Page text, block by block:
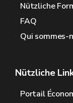
Nützliche
FAQ
Qui sommes-
Nützliche
Portail